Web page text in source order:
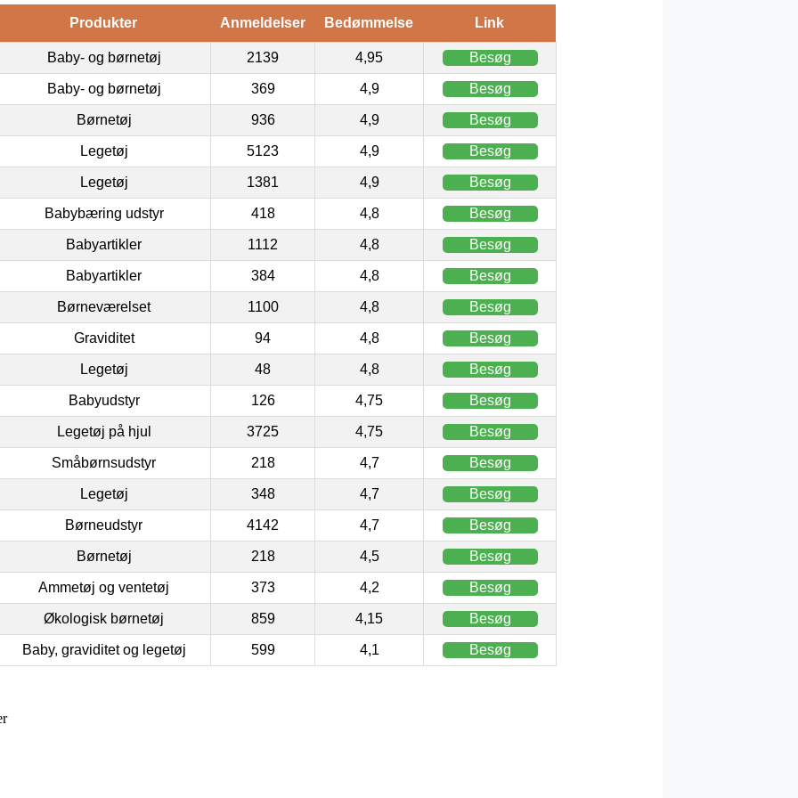
Produkter Anmeldelser Bedømmelse Link
Baby- og børnetøj 2139 4,95 Besøg
Baby- og børnetøj 369 4,9 Besøg
Børnetøj 936 4,9 Besøg
Legetøj 5123 4,9 Besøg
Legetøj 1381 4,9 Besøg
Babybæring udstyr 418 4,8 Besøg
Babyartikler 1112 4,8 Besøg
Babyartikler 384 4,8 Besøg
Børneværelset 1100 4,8 Besøg
Graviditet 94 4,8 Besøg
Legetøj 48 4,8 Besøg
Babyudstyr 126 4,75 Besøg
Legetøj på hjul 3725 4,75 Besøg
Småbørnsudstyr 218 4,7 Besøg
Legetøj 348 4,7 Besøg
Børneudstyr 4142 4,7 Besøg
Børnetøj 218 4,5 Besøg
Ammetøj og ventetøj 373 4,2 Besøg
Økologisk børnetøj 859 4,15 Besøg
Baby, graviditet og legetøj 599 4,1 Besøg